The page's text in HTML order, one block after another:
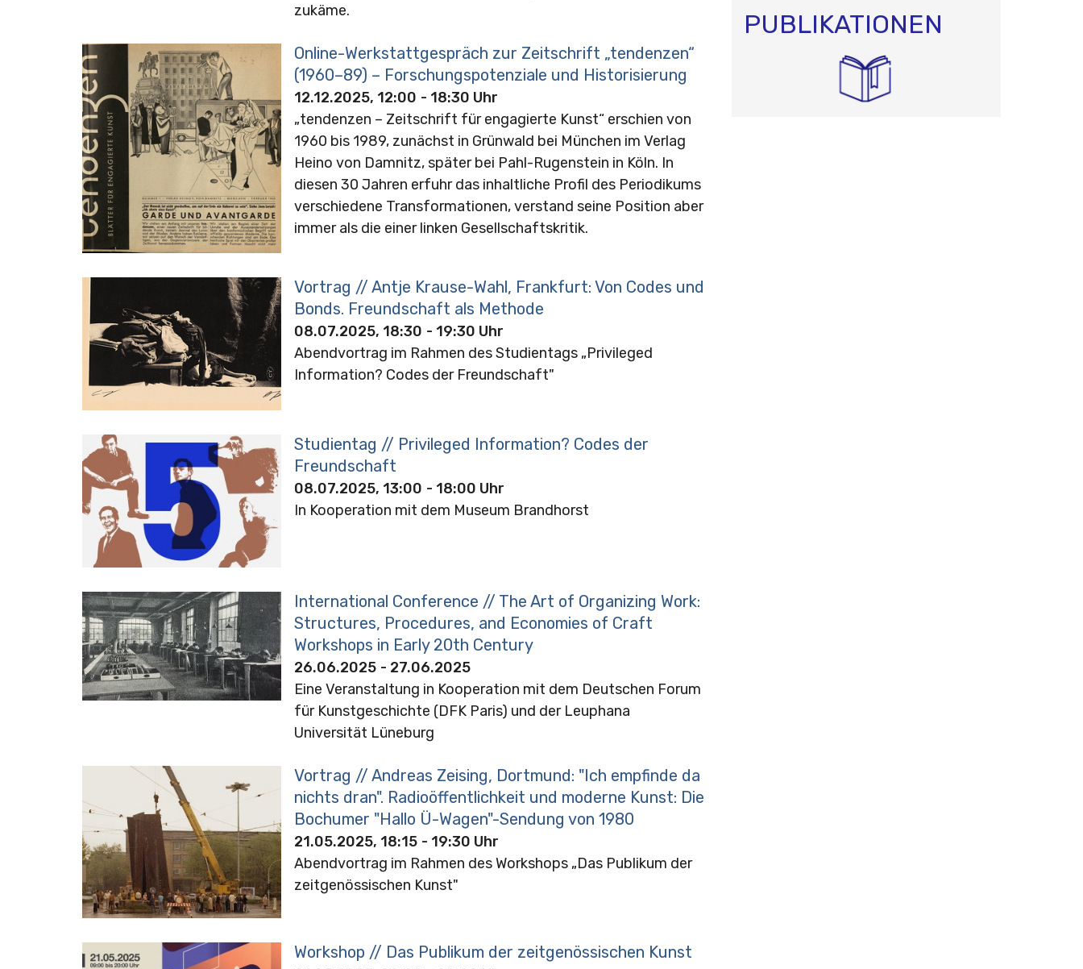
zukäme.
Online-Werkstattgespräch zur Zeitschrift „tendenzen“
(1960–89) – Forschungspotenziale und Historisierung
12.12.2025, 12:00 - 18:30 Uhr
„tendenzen – Zeitschrift für engagierte Kunst“ erschien von
1960 bis 1989, zunächst in Grünwald bei München im Verlag
Heino von Damnitz, später bei Pahl-Rugenstein in Köln. In
diesen 30 Jahren erfuhr das inhaltliche Profil des Periodikums
verschiedene Transformationen, verstand seine Position aber
immer als die einer linken Gesellschaftskritik.
Vortrag // Antje Krause-Wahl, Frankfurt: Von Codes und
Bonds. Freundschaft als Methode
08.07.2025, 18:30 - 19:30 Uhr
Abendvortrag im Rahmen des Studientags „Privileged
Information? Codes der Freundschaft"
Studientag // Privileged Information? Codes der
Freundschaft
08.07.2025, 13:00 - 18:00 Uhr
In Kooperation mit dem Museum Brandhorst
International Conference // The Art of Organizing Work:
Structures, Procedures, and Economies of Craft
Workshops in Early 20th Century
26.06.2025 - 27.06.2025
Eine Veranstaltung in Kooperation mit dem Deutschen Forum
für Kunstgeschichte (DFK Paris) und der Leuphana
Universität Lüneburg
Vortrag // Andreas Zeising, Dortmund: "Ich empfinde da
nichts dran". Radioöffentlichkeit und moderne Kunst: Die
Bochumer "Hallo Ü-Wagen"-Sendung von 1980
21.05.2025, 18:15 - 19:30 Uhr
Abendvortrag im Rahmen des Workshops „Das Publikum der
zeitgenössischen Kunst"
Workshop // Das Publikum der zeitgenössischen Kunst
PUBLIKATIONEN